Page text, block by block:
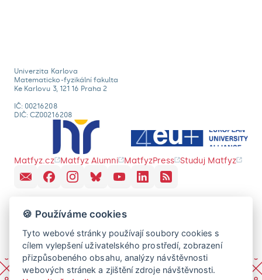
Univerzita Karlova
Matematicko-fyzikální fakulta
Ke Karlovu 3, 121 16 Praha 2
IČ: 00216208
DIČ: CZ00216208
Matfyz.cz Matfyz Alumni MatfyzPress Studuj Matfyz
🍪 Používáme cookies
Tyto webové stránky používají soubory cookies s
cílem vylepšení uživatelského prostředí, zobrazení
přizpůsobeného obsahu, analýzy návštěvnosti
webových stránek a zjištění zdroje návštěvnosti.